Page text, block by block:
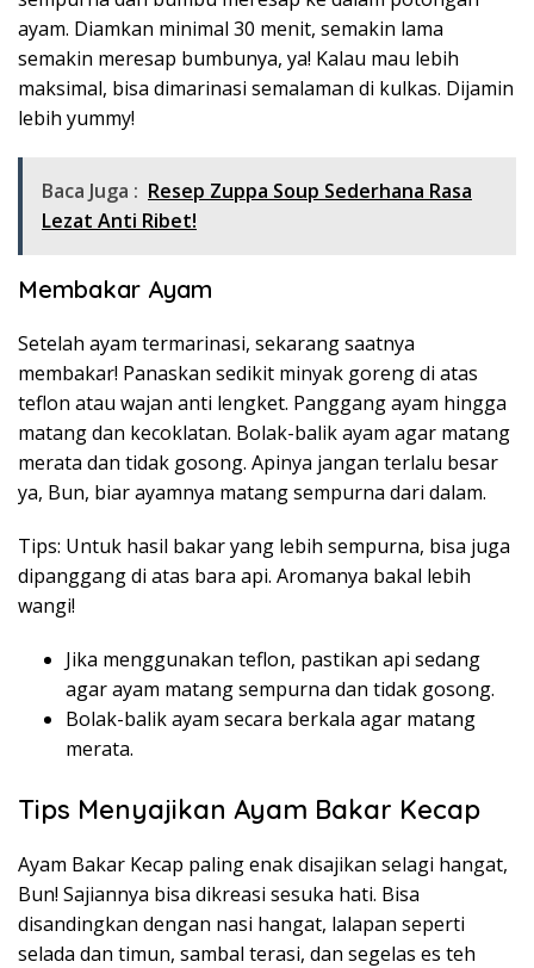
ayam. Diamkan minimal 30 menit, semakin lama
semakin meresap bumbunya, ya! Kalau mau lebih
maksimal, bisa dimarinasi semalaman di kulkas. Dijamin
lebih yummy!
Baca Juga : Resep Zuppa Soup Sederhana Rasa
Lezat Anti Ribet!
Membakar Ayam
Setelah ayam termarinasi, sekarang saatnya
membakar! Panaskan sedikit minyak goreng di atas
teflon atau wajan anti lengket. Panggang ayam hingga
matang dan kecoklatan. Bolak-balik ayam agar matang
merata dan tidak gosong. Apinya jangan terlalu besar
ya, Bun, biar ayamnya matang sempurna dari dalam.
Tips: Untuk hasil bakar yang lebih sempurna, bisa juga
dipanggang di atas bara api. Aromanya bakal lebih
wangi!
Jika menggunakan teflon, pastikan api sedang
agar ayam matang sempurna dan tidak gosong.
Bolak-balik ayam secara berkala agar matang
merata.
Tips Menyajikan Ayam Bakar Kecap
Ayam Bakar Kecap paling enak disajikan selagi hangat,
Bun! Sajiannya bisa dikreasi sesuka hati. Bisa
disandingkan dengan nasi hangat, lalapan seperti
selada dan timun, sambal terasi, dan segelas es teh